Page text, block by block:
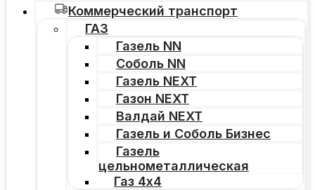
Коммерческий транспорт
ГАЗ
Газель NN
Соболь NN
Газель NEXT
Газон NEXT
Валдай NEXT
Газель и Соболь Бизнес
Газель
цельнометаллическая
Газ 4х4